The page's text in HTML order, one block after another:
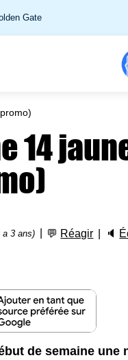
Gate
14
a 3 ans) 💬 Réagir 🔈
de semaine une